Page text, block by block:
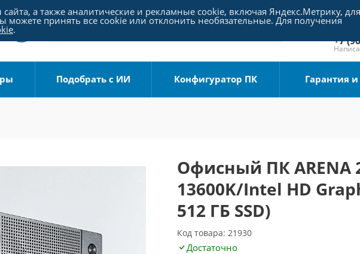
+7
Отдел
+7
Подобрать с ИИ Конфигуратор ПК Гарантия
Офисный ПК ARENA
13600K/Intel HD
512 ГБ SSD)
Код товара: 21930
Достаточно
а также аналитические и рекламные cookie, включая Яндекс.Метрику, для
принять все cookie или отклонить необязательные. Для получения
.